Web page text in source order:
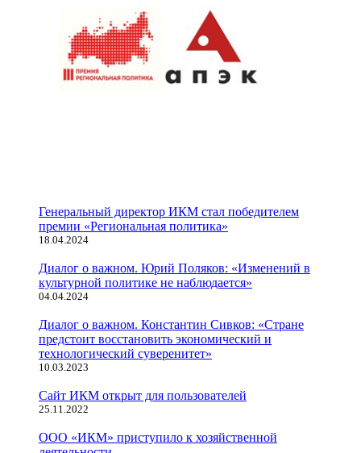
Генеральный директор ИКМ стал победителем
премии «Региональная политика»
18.04.2024
Диалог о важном. Юрий Поляков: «Изменений в
культурной политике не наблюдается»
04.04.2024
Диалог о важном. Константин Сивков: «Стране
предстоит восстановить экономический и
технологический суверенитет»
10.03.2023
Сайт ИКМ открыт для пользователей
25.11.2022
ООО «ИКМ» приступило к хозяйственной